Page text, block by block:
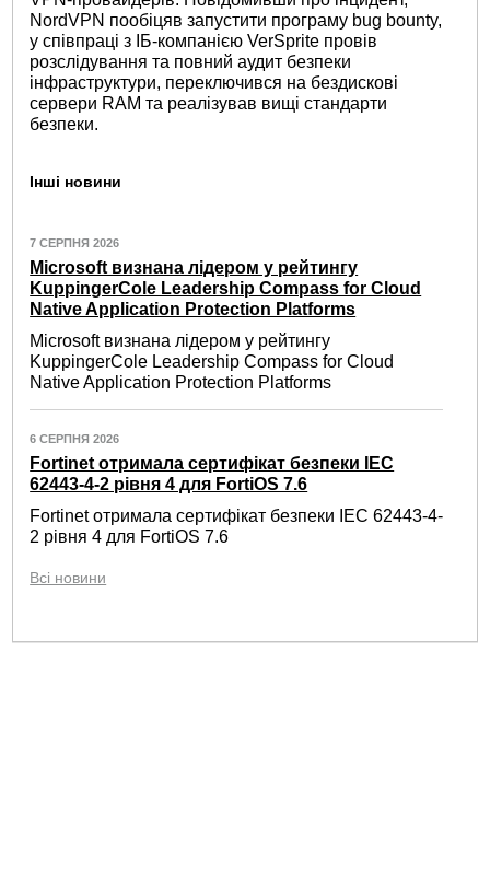
NordVPN пообіцяв запустити програму bug bounty,
у співпраці з ІБ-компанією VerSprite провів
розслідування та повний аудит безпеки
інфраструктури, переключився на бездискові
сервери RAM та реалізував вищі стандарти
безпеки.
Інші новини
7 СЕРПНЯ 2026
Microsoft визнана лідером у рейтингу
KuppingerCole Leadership Compass for Cloud
Native Application Protection Platforms
Microsoft визнана лідером у рейтингу
KuppingerCole Leadership Compass for Cloud
Native Application Protection Platforms
6 СЕРПНЯ 2026
Fortinet отримала сертифікат безпеки IEC
62443-4-2 рівня 4 для FortiOS 7.6
Fortinet отримала сертифікат безпеки IEC 62443-4-
2 рівня 4 для FortiOS 7.6
Всі новини